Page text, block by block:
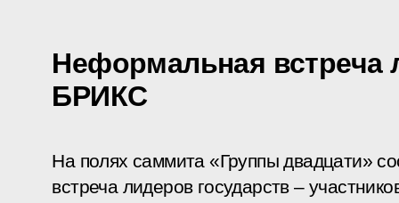
Неформальная встреча
БРИКС
На полях саммита «Группы двадцати»
встреча лидеров государств –